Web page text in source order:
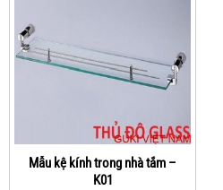
Mẫu kệ kính trong nhà tắm –
K01